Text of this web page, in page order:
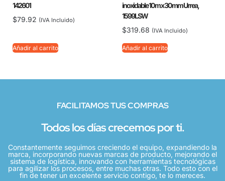
142601
$79.92 (IVA Incluido)
Añadir al carrito
inoxidable 10 m x 30 mm Urrea,
1599LSW
$319.68 (IVA Incluido)
Añadir al carrito
FACILITAMOS TUS COMPRAS
Todos los días crecemos por ti.
Constantemente seguimos creciendo el equipo, expandiendo la
marca, incorporando nuevas marcas de producto, mejorando el
sistema de logística, innovando con herramientas tecnológicas
para agilizar los procesos, entre muchas otras. Todo esto con el
fin de tener un excelente servicio contigo, te lo mereces.